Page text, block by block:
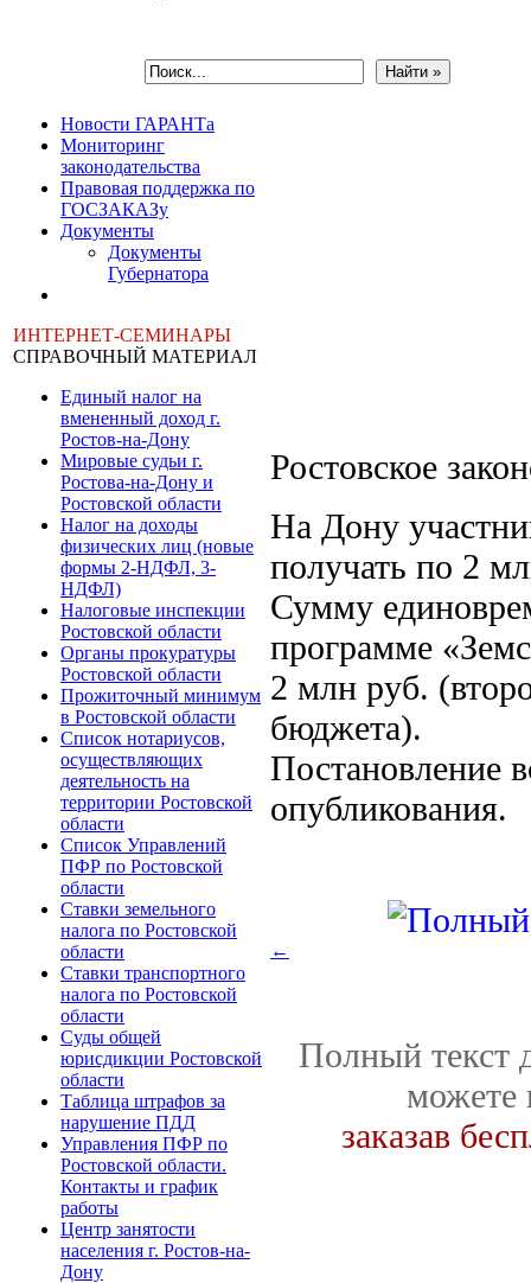
Новости ГАРАНТа
Мониторинг
законодательства
Правовая поддержка по
ГОСЗАКАЗу
Документы
Документы
Губернатора
ИНТЕРНЕТ-СЕМИНАРЫ
СПРАВОЧНЫЙ МАТЕРИАЛ
Единый налог на
вмененный доход г.
Ростов-на-Дону
Мировые судьи г.
Ростова-на-Дону и
Ростовской области
Налог на доходы
физических лиц (новые
формы 2-НДФЛ, 3-
НДФЛ)
Налоговые инспекции
Ростовской области
Органы прокуратуры
Ростовской области
Прожиточный минимум
в Ростовской области
Список нотариусов,
осуществляющих
деятельность на
территории Ростовской
области
Список Управлений
ПФР по Ростовской
области
Ставки земельного
налога по Ростовской
области
Ставки транспортного
налога по Ростовской
области
Суды общей
юрисдикции Ростовской
области
Таблица штрафов за
нарушение ПДД
Управления ПФР по
Ростовской области.
Контакты и график
работы
Центр занятости
населения г. Ростов-на-
Дону
Ростовское
На Дону
получать по 2
Сумму
программе
2 млн руб.
бюджета).
Постановление
опубликования.
←
Полный текст
можете
заказав